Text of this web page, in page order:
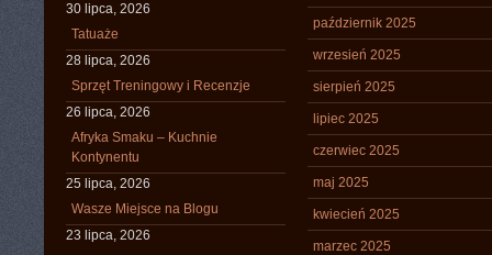
30 lipca, 2026
Tatuaże
28 lipca, 2026
Sprzęt Treningowy i Recenzje
26 lipca, 2026
Afryka Smaku – Kuchnie
Kontynentu
25 lipca, 2026
Wasze Miejsce na Blogu
23 lipca, 2026
październik 2025
wrzesień 2025
sierpień 2025
lipiec 2025
czerwiec 2025
maj 2025
kwiecień 2025
marzec 2025